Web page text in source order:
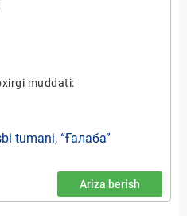
muddati:
tumani, “Ғалаба”
Ariza berish